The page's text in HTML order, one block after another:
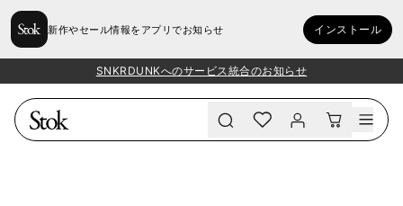
新作やセール情報をアプリでお知らせ インストール
SNKRDUNKへのサービス統合のお知らせ